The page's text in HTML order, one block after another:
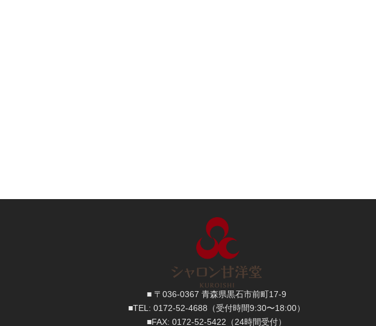
■ 〒036-0367 青森県黒石市前町17-9
■TEL: 0172-52-4688 （受付時間9:30〜18:00）
■FAX: 0172-52-5422 （24時間受付）